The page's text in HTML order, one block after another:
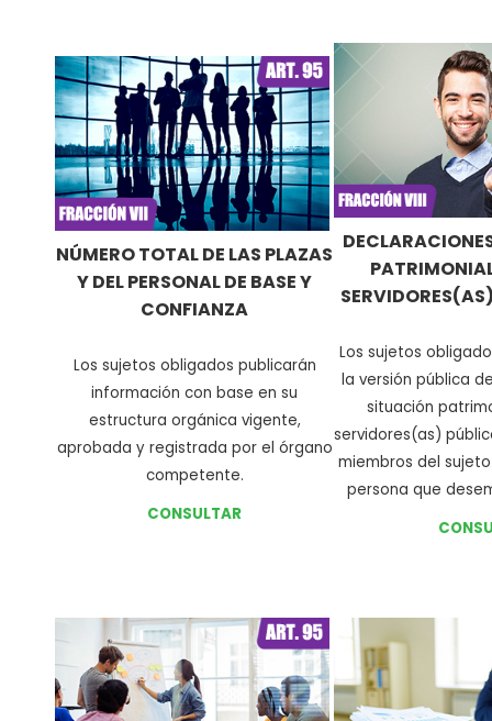
NÚMERO TOTAL DE LAS PLAZAS
Y DEL PERSONAL DE BASE Y
CONFIANZA
Los sujetos obligados publicarán
información con base en su
estructura orgánica vigente,
aprobada y registrada por el órgano
competente.
CONSULTAR
Los sujetos
la versión pública
situación
servidores(as)
miembros del
persona que